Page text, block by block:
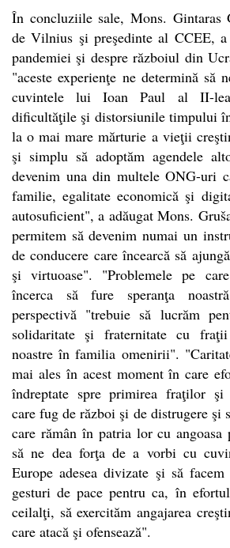
În concluziile sale, Mons. Gintaras
de Vilnius şi preşedinte al CCEE,
pandemiei şi despre războiul din
"aceste experienţe ne determină să
cuvintele lui Ioan Paul al II-
dificultăţile şi distorsiunile timpului
la o mai mare mărturie a vieţii
şi simplu să adoptăm agendele
devenim una din multele ONG-uri
familie, egalitate economică şi
autosuficient", a adăugat Mons.
permitem să devenim numai un
de conducere care încearcă să
şi virtuoase". "Problemele pe
încerca să fure speranţa
perspectivă "trebuie să lucrăm
solidaritate şi fraternitate cu
noastre în familia omenirii".
mai ales în acest moment în care
îndreptate spre primirea fraţilor şi
care fug de război şi de distrugere şi
care rămân în patria lor cu
să ne dea forţa de a vorbi cu
Europe adesea divizate şi să
gesturi de pace pentru ca, în
ceilalţi, să exercităm angajarea
care atacă şi ofensează".